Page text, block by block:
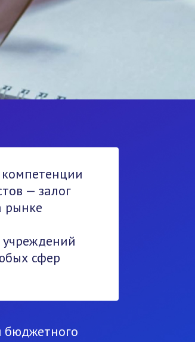
— залог
рынке
учреждений
сфер
бюджетного